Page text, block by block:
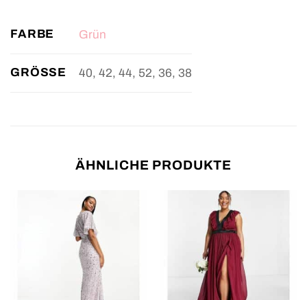
FARBE Grün
GRÖSSE 40, 42, 44, 52, 36, 38
ÄHNLICHE PRODUKTE